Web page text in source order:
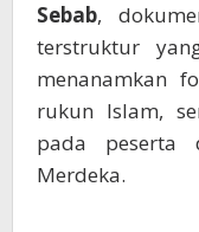
Sebab,
terstruktur
menanamkan
rukun Islam,
pada peserta
Merdeka.